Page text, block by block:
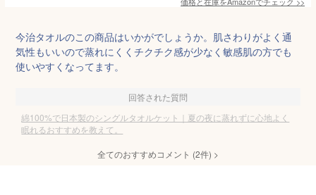
今治タオルのこの商品はいかがでしょうか。肌さわりがよく通
気性もいいので蒸れにくくチクチク感が少なく敏感肌の方でも
使いやすくなってます。
回答された質問
綿100%で日本製のシングルタオルケット｜夏の夜に蒸れずに心地よく
眠れるおすすめを教えて。
全てのおすすめコメント (2件) >